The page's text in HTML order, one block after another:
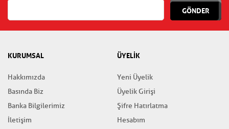
GÖNDER
KURUMSAL
Hakkımızda
Basında Biz
Banka Bilgilerimiz
İletişim
ÜYELİK
Yeni Üyelik
Üyelik Girişi
Şifre Hatırlatma
Hesabım